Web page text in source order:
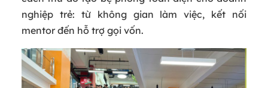
nghiệp trẻ: từ không gian làm việc, kết nối
mentor đến hỗ trợ gọi vốn.